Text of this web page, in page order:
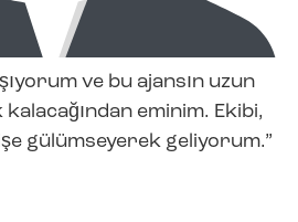
ve bu ajansın uzun
eminim. Ekibi,
gülümseyerek geliyorum.”